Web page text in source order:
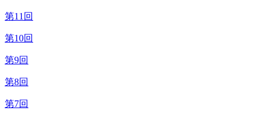
第11回
第10回
第9回
第8回
第7回